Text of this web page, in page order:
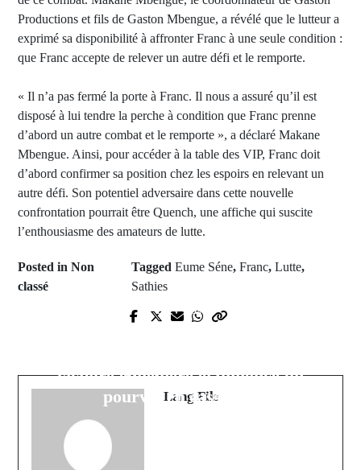
Productions et fils de Gaston Mbengue, a révélé que le lutteur a
exprimé sa disponibilité à affronter Franc à une seule condition :
que Franc accepte de relever un autre défi et le remporte.
« Il n’a pas fermé la porte à Franc. Il nous a assuré qu’il est
disposé à lui tendre la perche à condition que Franc prenne
d’abord un autre combat et le remporte », a déclaré Makane
Mbengue. Ainsi, pour accéder à la table des VIP, Franc doit
d’abord confirmer sa position chez les espoirs en relevant un
autre défi. Son potentiel adversaire dans cette nouvelle
confrontation pourrait être Quench, une affiche qui suscite
l’enthousiasme des amateurs de lutte.
Posted in Non
classé
TaggedEume Séne,Franc,Lutte,
Sathies
Prev Post
Sonko annulée
victoire éphémère et annonce un
pourvoi en cassation
Lang Fils